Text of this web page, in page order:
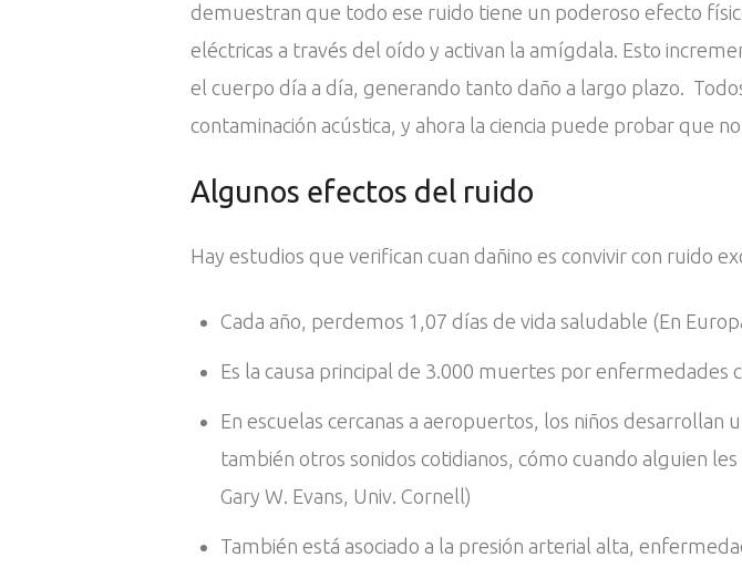
demuestran que todo ese ruido tiene un poderoso efecto
eléctricas a través del oído y activan la amígdala. Esto
el cuerpo día a día, generando tanto daño a largo plazo.
contaminación acústica, y ahora la ciencia puede probar que
Algunos efectos del ruido
Hay estudios que verifican cuan dañino es convivir con ruido
Cada año, perdemos 1,07 días de vida saludable (En
Es la causa principal de 3.000 muertes por enfermedades
En escuelas cercanas a aeropuertos, los niños
también otros sonidos cotidianos, cómo cuando alguien
Gary W. Evans, Univ. Cornell)
También está asociado a la presión arterial alta,